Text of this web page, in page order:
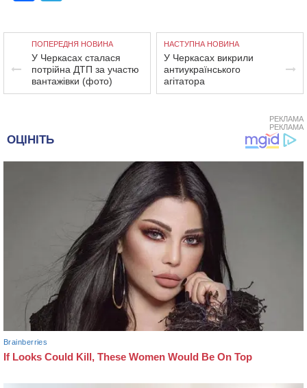
ПОПЕРЕДНЯ НОВИНА
У Черкасах сталася
потрійна ДТП за участю
вантажівки (фото)
НАСТУПНА НОВИНА
У Черкасах викрили
антиукраїнського
агітатора
РЕКЛАМА
РЕКЛАМА